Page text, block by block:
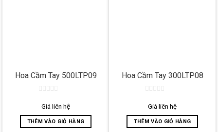
Hoa Cầm Tay 500LTP09
out
5
Giá liên hệ
THÊM VÀO GIỎ HÀNG
Hoa Cầm Tay 300LTP08
out
5
Giá liên hệ
THÊM VÀO GIỎ HÀNG